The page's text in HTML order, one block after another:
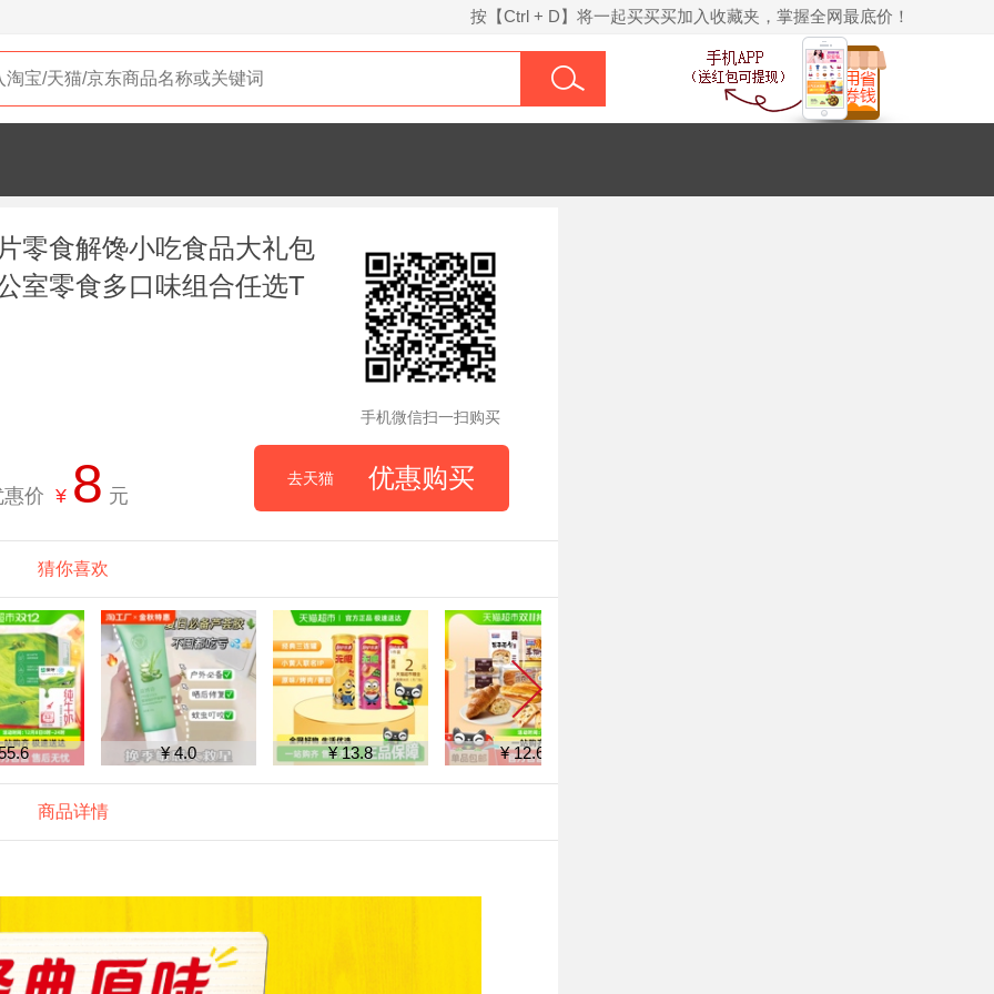
按【Ctrl + D】将一起买买买加入收藏夹，掌握全网最底价！
零食解馋小吃食品大礼包
室零食多口味组合任选T
手机微信扫一扫购买
惠价 ¥ 8 元
去天猫 优惠购买
猜你喜欢
¥ 4.0 ¥ 13.8 ¥ 12.6 ¥ 39.9
商品详情